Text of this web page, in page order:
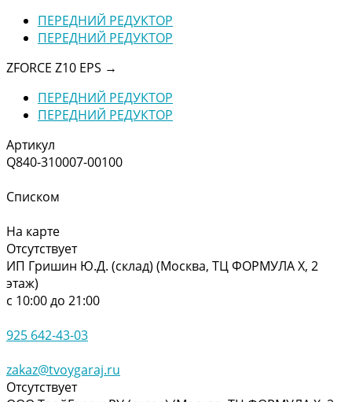
ПЕРЕДНИЙ РЕДУКТОР
ПЕРЕДНИЙ РЕДУКТОР
ZFORCE Z10 EPS →
ПЕРЕДНИЙ РЕДУКТОР
ПЕРЕДНИЙ РЕДУКТОР
Артикул
Q840-310007-00100
Списком
На карте
Отсутствует
ИП Гришин Ю.Д. (склад) (Москва, ТЦ ФОРМУЛА Х, 2
этаж)
с 10:00 до 21:00
925 642-43-03
zakaz@tvoygaraj.ru
Отсутствует